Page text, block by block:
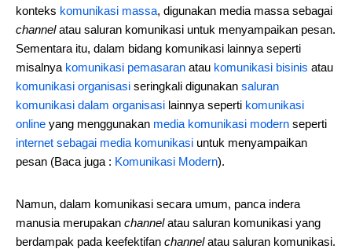
konteks komunikasi massa, digunakan media massa sebagai
channelatau saluran komunikasi untuk menyampaikan pesan.
Sementara itu, dalam bidang komunikasi lainnya seperti
misalnya komunikasi pemasaran atau komunikasi bisinis atau
komunikasi organisasi seringkali digunakan saluran
komunikasi dalam organisasi lainnya seperti komunikasi
online yang menggunakan media komunikasi modern seperti
internet sebagai media komunikasi untuk menyampaikan
pesan (Baca juga : Komunikasi Modern).
Namun, dalam komunikasi secara umum, panca indera
manusia merupakan channelatau saluran komunikasi yang
berdampak pada keefektifan channelatau saluran komunikasi.